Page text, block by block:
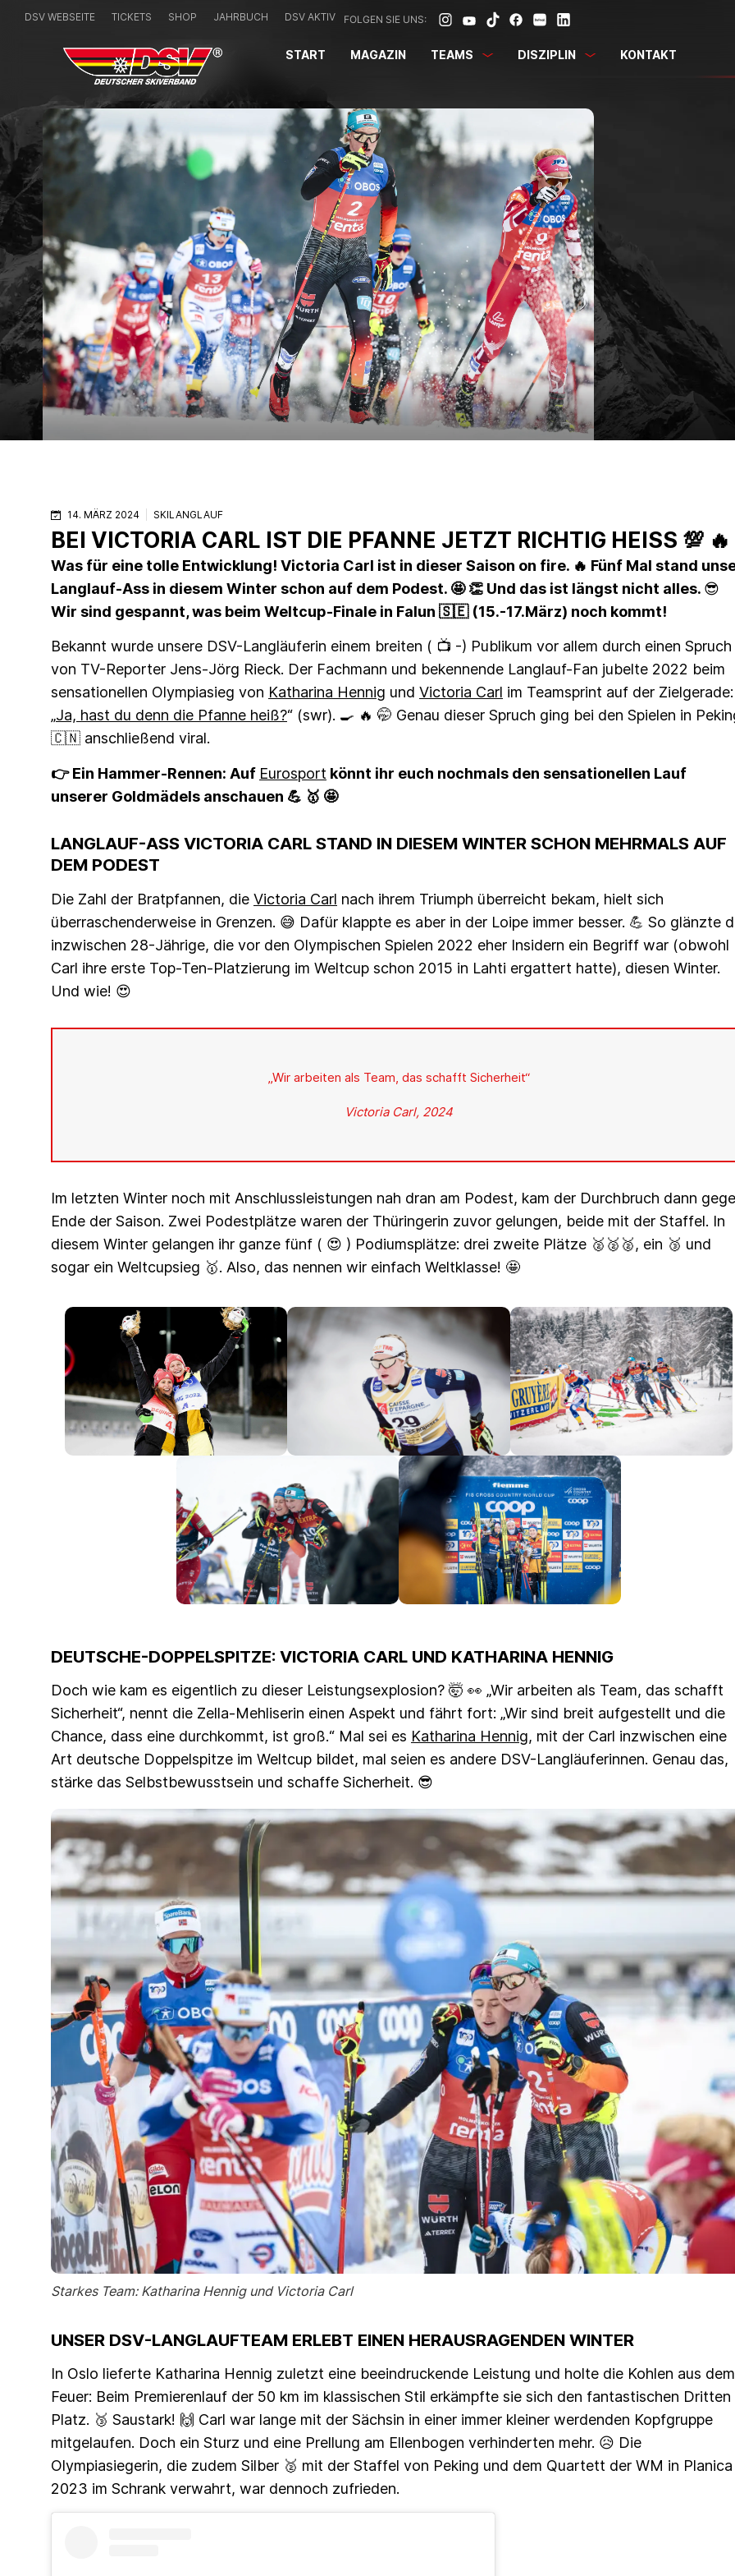
DSV WEBSEITE TICKETS SHOP JAHRBUCH DSV AKTIV FOLGEN SIE UNS:
START MAGAZIN TEAMS DISZIPLIN KONTAKT
14. MÄRZ 2024 SKILANGLAUF
BEI VICTORIA CARL IST DIE PFANNE JETZT RICHTIG HEISS 💯 🔥
Was für eine tolle Entwicklung! Victoria Carl ist in dieser Saison on fire. 🔥 Fünf Mal stand
Langlauf-Ass in diesem Winter schon auf dem Podest. 🤩 👏 Und das ist längst nicht alles. 😎
Wir sind gespannt, was beim Weltcup-Finale in Falun 🇸🇪 (15.-17.März) noch kommt!
Bekannt wurde unsere DSV-Langläuferin einem breiten ( 📺 -) Publikum vor allem durch einen Spruch
von TV-Reporter Jens-Jörg Rieck. Der Fachmann und bekennende Langlauf-Fan jubelte 2022 beim
sensationellen Olympiasieg von Katharina Hennig und Victoria Carl im Teamsprint auf der Zielgerade:
„Ja, hast du denn die Pfanne heiß?“ (swr). 🍳 🔥 🤭 Genau dieser Spruch ging bei den Spielen in
🇨🇳 anschließend viral.
👉 Ein Hammer-Rennen: Auf Eurosport könnt ihr euch nochmals den sensationellen Lauf
unserer Goldmädels anschauen 💪 🥇 🤩
LANGLAUF-ASS VICTORIA CARL STAND IN DIESEM WINTER SCHON MEHRMALS AUF
DEM PODEST
Die Zahl der Bratpfannen, die Victoria Carl nach ihrem Triumph überreicht bekam, hielt sich
überraschenderweise in Grenzen. 😅 Dafür klappte es aber in der Loipe immer besser. 💪 So glänzte
inzwischen 28-Jährige, die vor den Olympischen Spielen 2022 eher Insidern ein Begriff war (obwohl
Carl ihre erste Top-Ten-Platzierung im Weltcup schon 2015 in Lahti ergattert hatte), diesen Winter.
Und wie! 😍
„Wir arbeiten als Team, das schafft Sicherheit“
Victoria Carl, 2024
Im letzten Winter noch mit Anschlussleistungen nah dran am Podest, kam der Durchbruch dann
Ende der Saison. Zwei Podestplätze waren der Thüringerin zuvor gelungen, beide mit der Staffel. In
diesem Winter gelangen ihr ganze fünf ( 😍 ) Podiumsplätze: drei zweite Plätze 🥈🥈🥈, ein 🥉 und
sogar ein Weltcupsieg 🥇. Also, das nennen wir einfach Weltklasse! 🤩
DEUTSCHE-DOPPELSPITZE: VICTORIA CARL UND KATHARINA HENNIG
Doch wie kam es eigentlich zu dieser Leistungsexplosion? 🤯 👀 „Wir arbeiten als Team, das schafft
Sicherheit“, nennt die Zella-Mehliserin einen Aspekt und fährt fort: „Wir sind breit aufgestellt und die
Chance, dass eine durchkommt, ist groß.“ Mal sei es Katharina Hennig, mit der Carl inzwischen eine
Art deutsche Doppelspitze im Weltcup bildet, mal seien es andere DSV-Langläuferinnen. Genau das,
stärke das Selbstbewusstsein und schaffe Sicherheit. 😎
Starkes Team: Katharina Hennig und Victoria Carl
UNSER DSV-LANGLAUFTEAM ERLEBT EINEN HERAUSRAGENDEN WINTER
In Oslo lieferte Katharina Hennig zuletzt eine beeindruckende Leistung und holte die Kohlen aus dem
Feuer: Beim Premierenlauf der 50 km im klassischen Stil erkämpfte sie sich den fantastischen Dritten
Platz. 🥉 Saustark! 🙌 Carl war lange mit der Sächsin in einer immer kleiner werdenden Kopfgruppe
mitgelaufen. Doch ein Sturz und eine Prellung am Ellenbogen verhinderten mehr. 😥 Die
Olympiasiegerin, die zudem Silber 🥈 mit der Staffel von Peking und dem Quartett der WM in Planica
2023 im Schrank verwahrt, war dennoch zufrieden.